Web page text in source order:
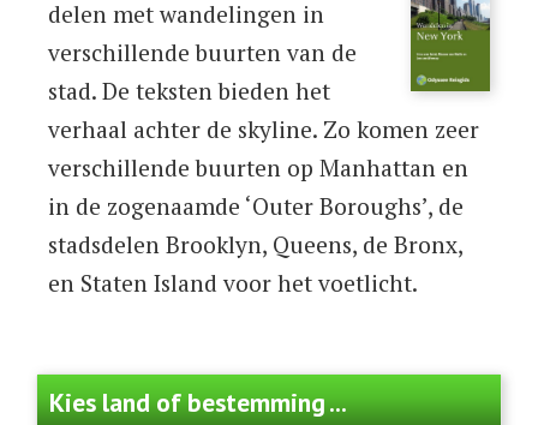
Kies land of bestemming ...
delen met wandelingen in
verschillende buurten van de
stad. De teksten bieden het
verhaal achter de skyline. Zo komen zeer
verschillende buurten op Manhattan en
in de zogenaamde ‘Outer Boroughs’, de
stadsdelen Brooklyn, Queens, de Bronx,
en Staten Island voor het voetlicht.